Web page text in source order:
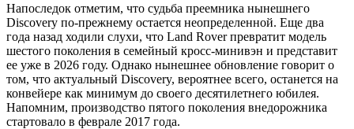
Напоследок отметим, что судьба преемника нынешнего
Discovery по-прежнему остается неопределенной. Еще два
года назад ходили слухи, что Land Rover превратит модель
шестого поколения в семейный кросс-минивэн и представит
ее уже в 2026 году. Однако нынешнее обновление говорит о
том, что актуальный Discovery, вероятнее всего, останется на
конвейере как минимум до своего десятилетнего юбилея.
Напомним, производство пятого поколения внедорожника
стартовало в феврале 2017 года.